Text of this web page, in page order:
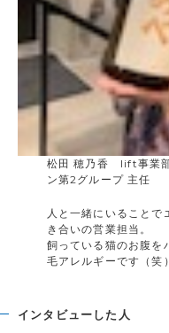
松田 穂乃香 lift事業部
ン第2グループ 主任
人と一緒にいることで
き合いの営業担当。
飼っている猫のお腹を
毛アレルギーです（笑）
インタビューした人